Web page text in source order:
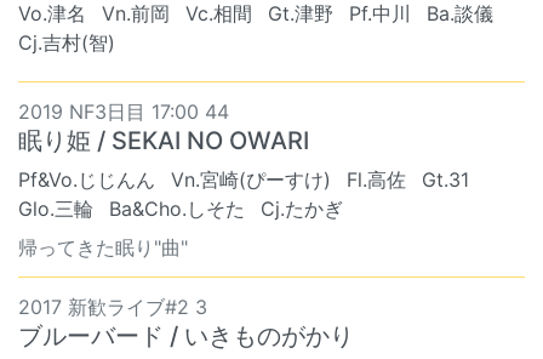
Vo.津名 Vn.前岡 Vc.相間 Gt.津野 Pf.中川
Ba.談儀
Cj.吉村(智)
2019 NF3日目 17:00 44
眠り姫 / SEKAI NO OWARI
Pf&Vo.じじんん Vn.宮崎(ぴーすけ) Fl.高佐
Gt.31
Glo.三輪
Ba&Cho.しそた
Cj.たかぎ
帰ってきた眠り"曲"
2017 新歓ライブ#2 3
ブルーバード / いきものがかり